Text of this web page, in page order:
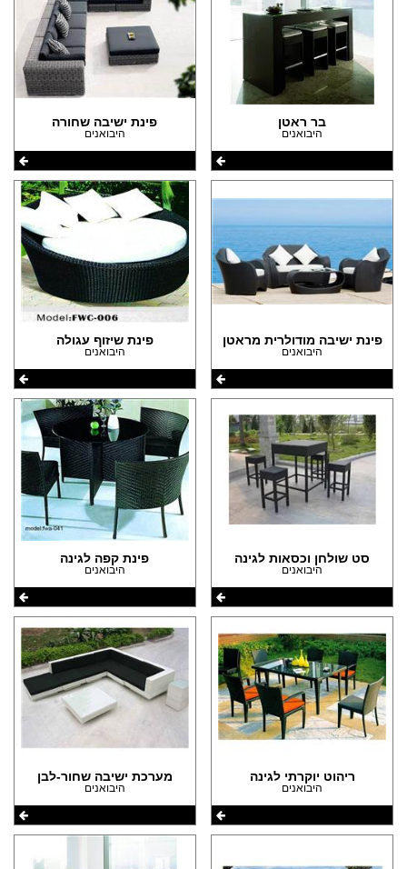
(3)
(2)
(2)
(2)
(1)
(1)
(1)
(1)
(10)
בר ראטן
היבואנים
פינת ישיבה שחורה
היבואנים
פינת ישיבה מודולרית מראטן
היבואנים
פינת שיזוף עגולה
היבואנים
סט שולחן וכסאות לגינה
היבואנים
פינת קפה לגינה
היבואנים
ריהוט יוקרתי לגינה
היבואנים
מערכת ישיבה שחור-לבן
היבואנים
הצהרת נגישות